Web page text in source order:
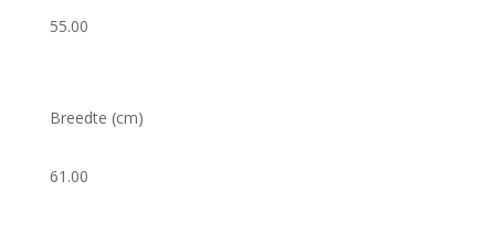
55.00
Breedte (cm)
61.00